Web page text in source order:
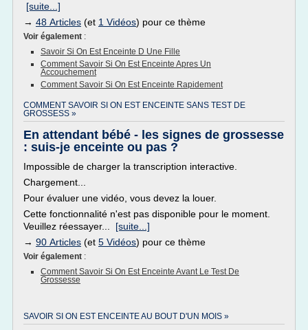
[suite...]
→ 48 Articles (et 1 Vidéos) pour ce thème
Voir également :
Savoir Si On Est Enceinte D Une Fille
Comment Savoir Si On Est Enceinte Apres Un
Accouchement
Comment Savoir Si On Est Enceinte Rapidement
COMMENT SAVOIR SI ON EST ENCEINTE SANS TEST DE
GROSSESS »
En attendant bébé - les signes de grossesse
: suis-je enceinte ou pas ?
Impossible de charger la transcription interactive.
Chargement...
Pour évaluer une vidéo, vous devez la louer.
Cette fonctionnalité n'est pas disponible pour le moment.
Veuillez réessayer... [suite...]
→ 90 Articles (et 5 Vidéos) pour ce thème
Voir également :
Comment Savoir Si On Est Enceinte Avant Le Test De
Grossesse
SAVOIR SI ON EST ENCEINTE AU BOUT D'UN MOIS »